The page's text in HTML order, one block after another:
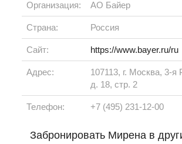
Организация: АО Байер
Страна: Россия
Сайт: https://www.bayer.ru/ru
Адрес:
107113, г. Москва, 3-я
д. 18, стр. 2
Телефон: +7 (495) 231-12-00
Забронировать Мирена в